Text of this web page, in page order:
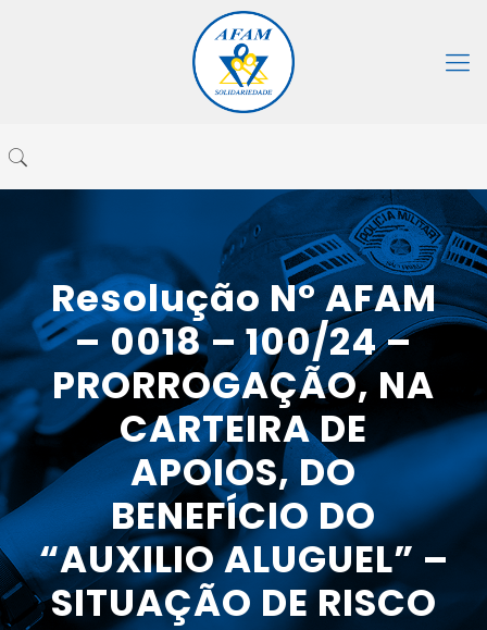
Resolução N° AFAM
– 0018 – 100/24 –
PRORROGAÇÃO, NA
CARTEIRA DE
APOIOS, DO
BENEFÍCIO DO
“AUXILIO ALUGUEL” –
SITUAÇÃO DE RISCO